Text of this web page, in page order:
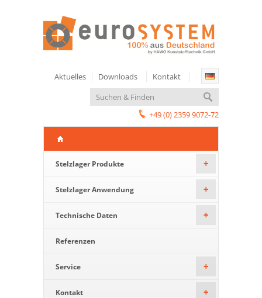
Aktuelles Downloads Kontakt
+49 (0) 2359 9072-72
+
Stelzlager Produkte
+
Stelzlager Anwendung
+
Technische Daten
Referenzen
+
Service
+
Kontakt